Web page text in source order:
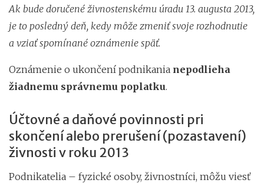
Ak bude doručené živnostenskému úradu 13. augusta 2013,
je to posledný deň, kedy môže zmeniť svoje rozhodnutie
a vziať spomínané oznámenie späť.
Oznámenie o ukončení podnikania nepodlieha
žiadnemu správnemu poplatku.
Účtovné a daňové povinnosti pri
skončení alebo prerušení (pozastavení)
živnosti v roku 2013
Podnikatelia – fyzické osoby, živnostníci, môžu viesť